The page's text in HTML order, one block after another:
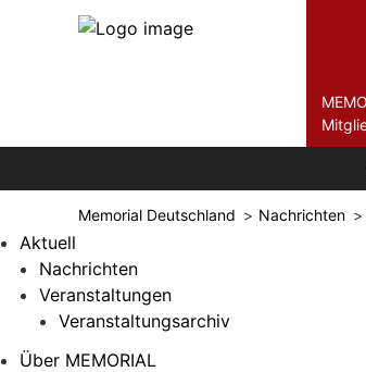
Memorial Deutschland Nachrichten
Aktuell
Nachrichten
Veranstaltungen
Veranstaltungsarchiv
Über MEMORIAL